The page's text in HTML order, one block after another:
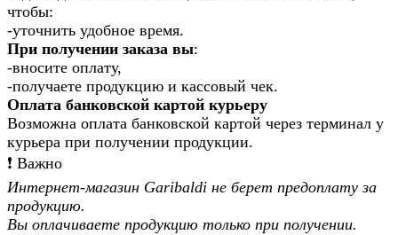
чтобы:
-уточнить удобное время.
При получении заказа вы:
-вносите оплату,
-получаете продукцию и кассовый чек.
Оплата банковской картой курьеру
Возможна оплата банковской картой через терминал у
курьера при получении продукции.
❗️ Важно
Интернет-магазин Garibaldi не берет предоплату за
продукцию.
Вы оплачиваете продукцию только при получении.